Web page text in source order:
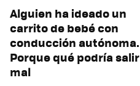
Alguien ha ideado un
carrito de bebé con
conducción autónoma.
Porque qué podría salir
mal